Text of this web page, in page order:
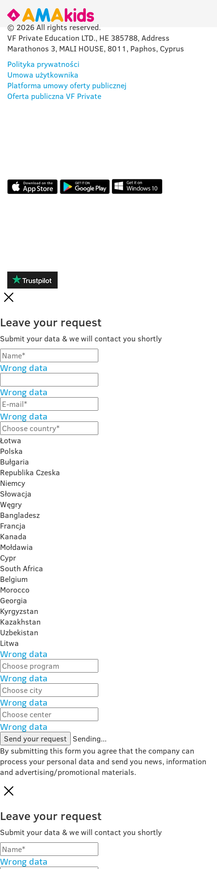
© 2026 All rights reserved.
VF Private Education LTD., HE 385788, Address
Marathonos 3, MALI HOUSE, 8011, Paphos, Cyprus
Polityka prywatności
Umowa użytkownika
Platforma umowy oferty publicznej
Oferta publiczna VF Private
Leave your request
Submit your data & we will contact you shortly
Wrong data
Wrong data
Wrong data
Łotwa
Polska
Bułgaria
Republika Czeska
Niemcy
Słowacja
Węgry
Bangladesz
Francja
Kanada
Mołdawia
Cypr
South Africa
Belgium
Morocco
Georgia
Kyrgyzstan
Kazakhstan
Uzbekistan
Litwa
Wrong data
Wrong data
Wrong data
Wrong data
Send your request Sending...
By submitting this form you agree that the company can
process your personal data and send you news, information
and advertising/promotional materials.
Leave your request
Submit your data & we will contact you shortly
Wrong data